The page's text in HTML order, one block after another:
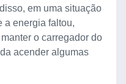
em uma situação
a energia faltou,
o carregador do
acender algumas